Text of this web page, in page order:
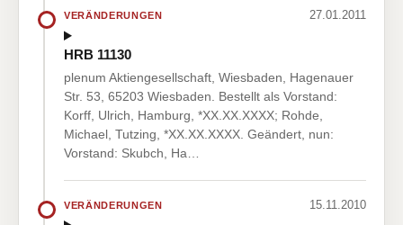
VERÄNDERUNGEN 27.01.2011
HRB 11130
plenum Aktiengesellschaft, Wiesbaden, Hagenauer
Str. 53, 65203 Wiesbaden. Bestellt als Vorstand:
Korff, Ulrich, Hamburg, *XX.XX.XXXX; Rohde,
Michael, Tutzing, *XX.XX.XXXX. Geändert, nun:
Vorstand: Skubch, Ha…
VERÄNDERUNGEN 15.11.2010